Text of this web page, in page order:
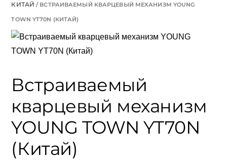
КИТАЙ / ВСТРАИВАЕМЫЙ КВАРЦЕВЫЙ МЕХАНИЗМ YOUNG
TOWN YT70N (КИТАЙ)
Встраиваемый
кварцевый механизм
YOUNG TOWN YT70N
(Китай)